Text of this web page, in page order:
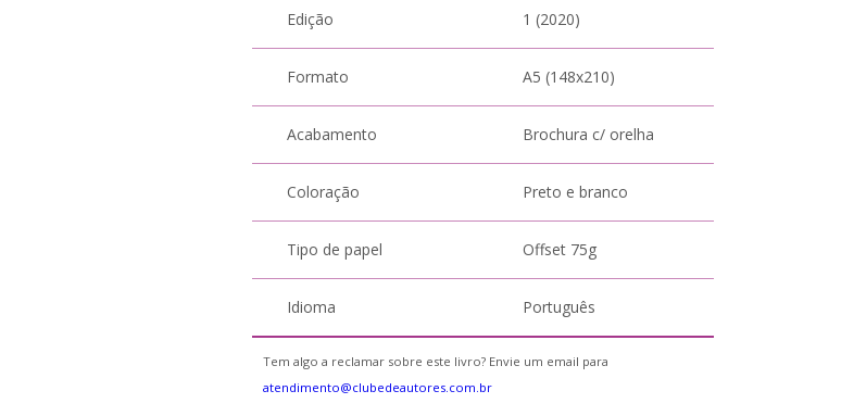
Edição 1 (2020)
Formato A5 (148x210)
Acabamento Brochura c/ orelha
Coloração Preto e branco
Tipo de papel Offset 75g
Idioma Português
Tem algo a reclamar sobre este livro? Envie um email para
atendimento@clubedeautores.com.br